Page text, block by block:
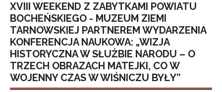
XVIII WEEKEND Z ZABYTKAMI POWIATU
BOCHEŃSKIEGO - MUZEUM ZIEMI
TARNOWSKIEJ PARTNEREM WYDARZENIA
KONFERENCJA NAUKOWA: „WIZJA
HISTORYCZNA W SŁUŻBIE NARODU – O
TRZECH OBRAZACH MATEJKI, CO W
WOJENNY CZAS W WIŚNICZU BYŁY”